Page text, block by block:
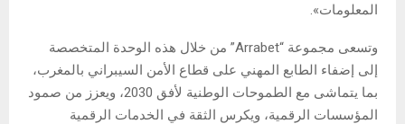
المعلومات».
وتسعى مجموعة “Arrabet” من خلال هذه الوحدة المتخصصة
إلى إضفاء الطابع المهني على قطاع الأمن السيبراني بالمغرب،
بما يتماشى مع الطموحات الوطنية لأفق 2030، ويعزز من صمود
المؤسسات الرقمية، ويكرس الثقة في الخدمات الرقمية